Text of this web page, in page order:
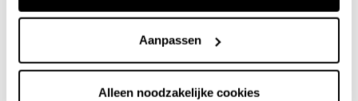
Aanpassen
Alleen noodzakelijke cookies
Veilig betalen